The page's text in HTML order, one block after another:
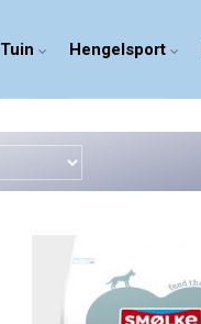
Tuin Hengelsport